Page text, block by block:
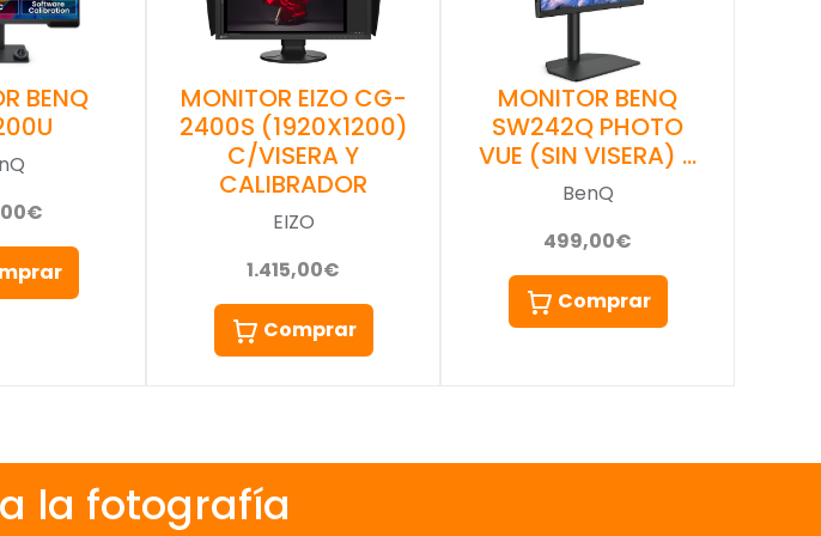
BENQ
MONITOR EIZO CG-
2400S (1920X1200)
C/VISERA Y
CALIBRADOR
EIZO
1.415,00€
Comprar
MONITOR BENQ
SW242Q PHOTO
VUE (SIN VISERA) …
BenQ
499,00€
Comprar
la fotografía